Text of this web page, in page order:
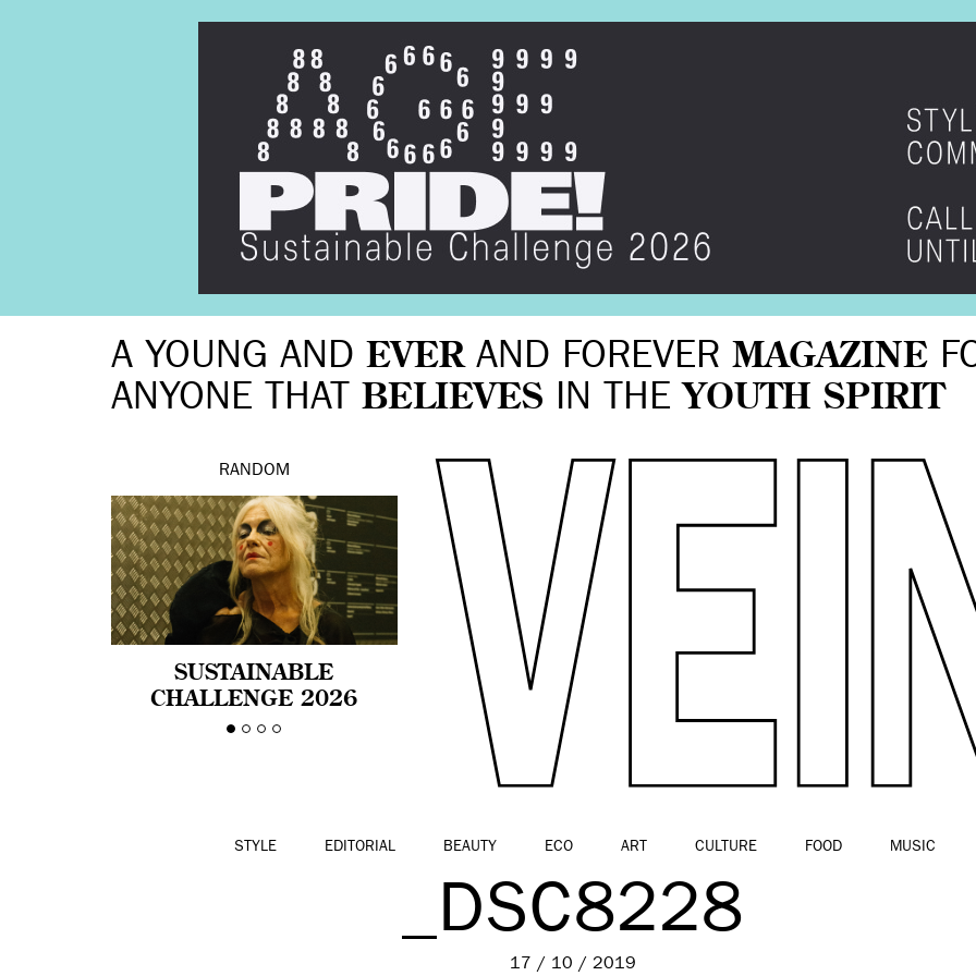
A YOUNG AND EVERAND FOREVER MAGAZINE
ANYONE THAT BELIEVES IN THE YOUTH SPIRIT
RANDOM
SUSTAINABLE
CHALLENGE 2026
CELEBRA LA
STYLE EDITORIAL BEAUTY ECO ART CULTURE FOOD MUSIC
_DSC8228
17 / 10 / 2019